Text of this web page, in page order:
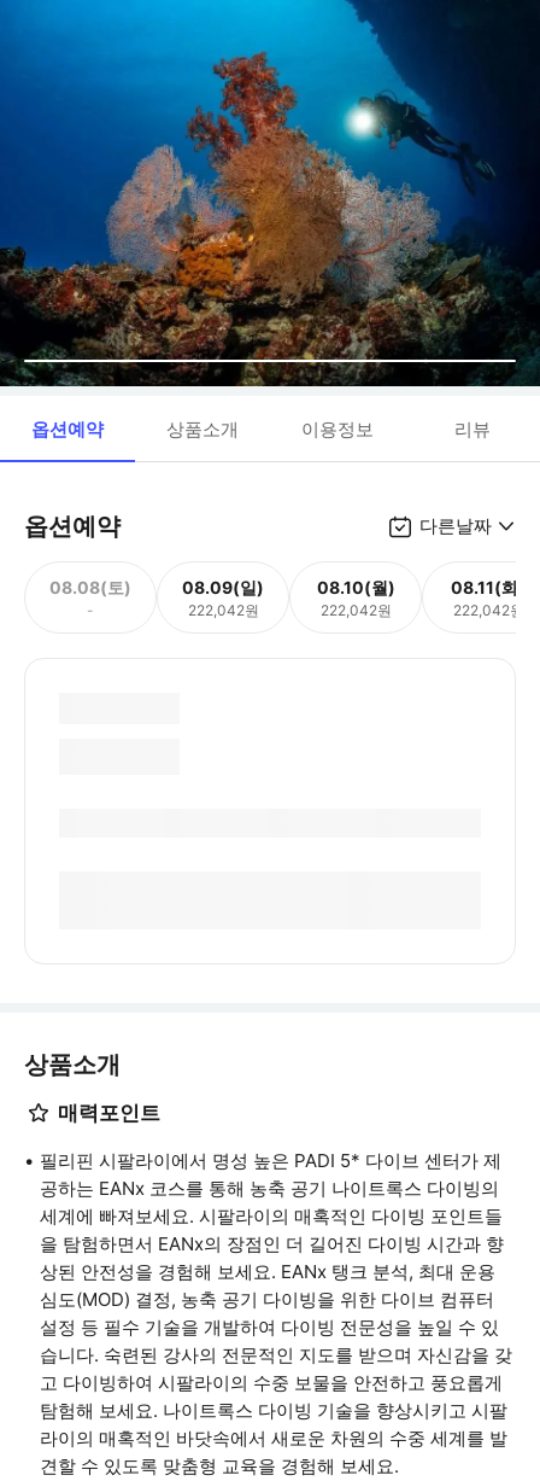
옵션예약 상품소개 이용정보 리뷰
옵션예약 다른날짜
08.08(토)
-
08.09(일)
222,042원
08.10(월)
222,042원
08.11(화)
222,042원
상품소개
매력포인트
필리핀 시팔라이에서 명성 높은 PADI 5* 다이브 센터가 제
공하는 EANx 코스를 통해 농축 공기 나이트록스 다이빙의
세계에 빠져보세요. 시팔라이의 매혹적인 다이빙 포인트들
을 탐험하면서 EANx의 장점인 더 길어진 다이빙 시간과 향
상된 안전성을 경험해 보세요. EANx 탱크 분석, 최대 운용
심도(MOD) 결정, 농축 공기 다이빙을 위한 다이브 컴퓨터
설정 등 필수 기술을 개발하여 다이빙 전문성을 높일 수 있
습니다. 숙련된 강사의 전문적인 지도를 받으며 자신감을 갖
고 다이빙하여 시팔라이의 수중 보물을 안전하고 풍요롭게
탐험해 보세요. 나이트록스 다이빙 기술을 향상시키고 시팔
라이의 매혹적인 바닷속에서 새로운 차원의 수중 세계를 발
견할 수 있도록 맞춤형 교육을 경험해 보세요.